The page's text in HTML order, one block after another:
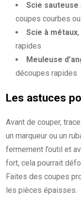
Scie sauteuse
coupes courbes
Scie à métaux
rapides
Meuleuse
découpes rapides
Les astuces
Avant de couper,
un marqueur ou un
fermement l’outil et
fort, cela pourrait
Faites des coupes
les pièces épaisses.